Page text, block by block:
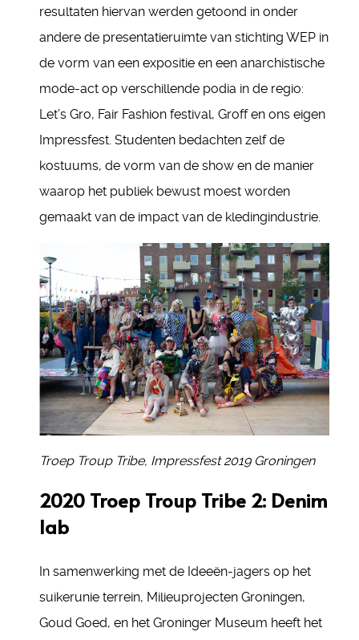
resultaten hiervan werden getoond in onder
andere de presentatieruimte van stichting WEP in
de vorm van een expositie en een anarchistische
mode-act op verschillende podia in de regio:
Let’s Gro, Fair Fashion festival, Groff en ons eigen
Impressfest. Studenten bedachten zelf de
kostuums, de vorm van de show en de manier
waarop het publiek bewust moest worden
gemaakt van de impact van de kledingindustrie.
Troep Troup Tribe, Impressfest 2019 Groningen
2020 Troep Troup Tribe 2: Denim
lab
In samenwerking met de Ideeën-jagers op het
suikerunie terrein, Milieuprojecten Groningen,
Goud Goed, en het Groninger Museum heeft het